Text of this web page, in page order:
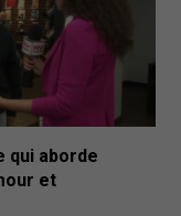
qui aborde
et